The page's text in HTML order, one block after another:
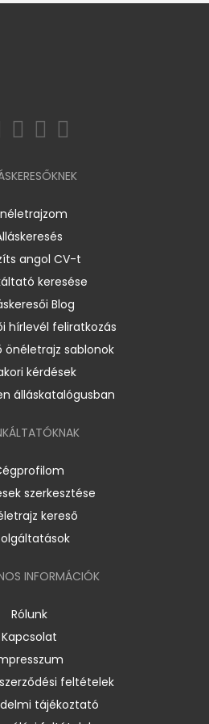
angol CV-t
keresése
Blog
hírlevél feliratkozás
önéletrajz sablonok
kérdések
álláskatalógusban
szerkesztése
kereső
INFORMÁCIÓK
Rólunk
Kapcsolat
feltételek
tájékoztató